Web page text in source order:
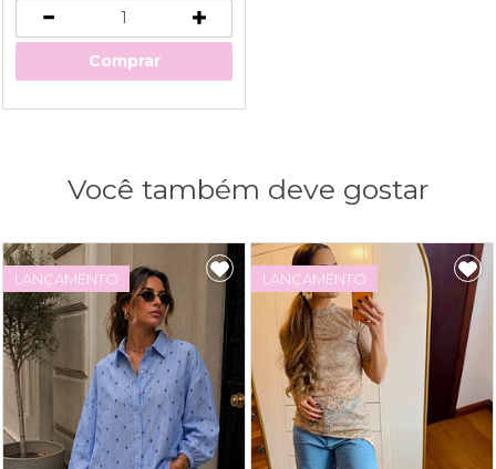
Comprar
Você também deve gostar
LANÇAMENTO LANÇAMENTO